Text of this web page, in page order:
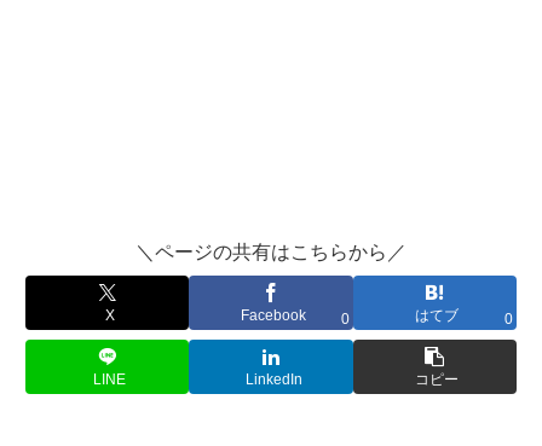
＼ページの共有はこちらから／
X Facebook 0 はてブ 0
LINE LinkedIn コピー